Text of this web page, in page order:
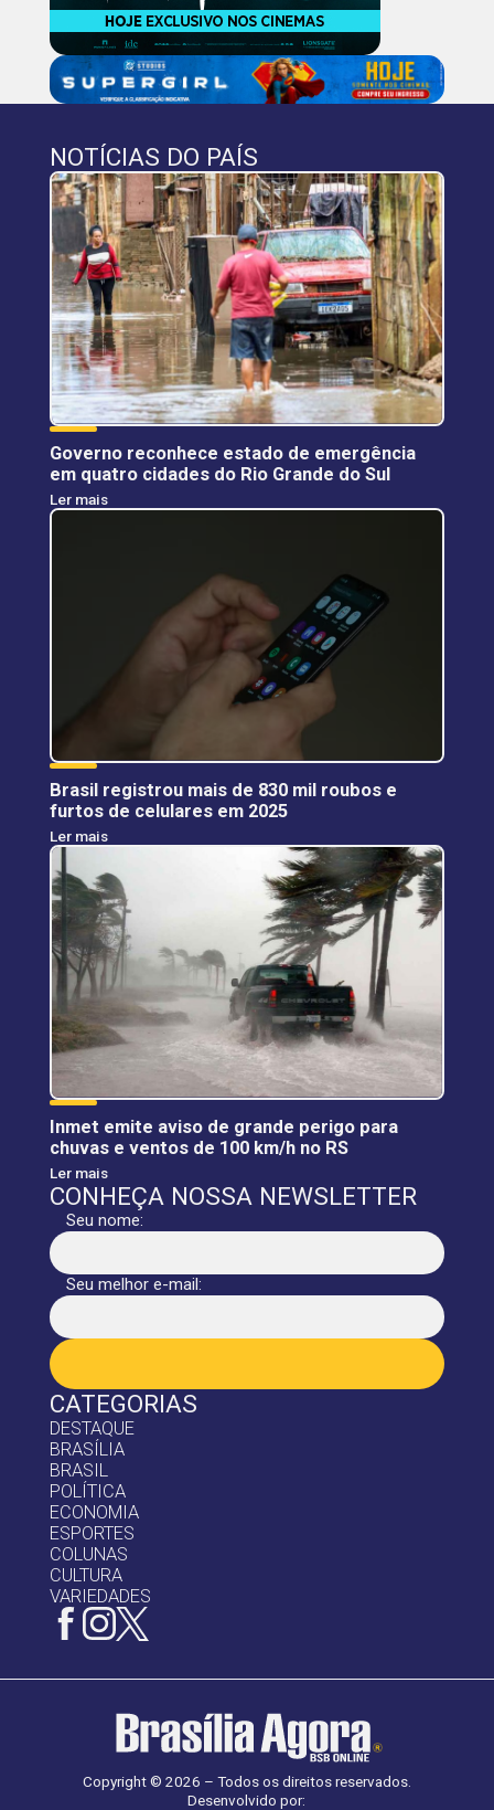
CATEGORIAS
DESTAQUE
BRASÍLIA
BRASIL
POLÍTICA
ECONOMIA
ESPORTES
COLUNAS
CULTURA
VARIEDADES
NOTÍCIAS DO PAÍS
Governo reconhece estado de emergência
em quatro cidades do Rio Grande do Sul
Ler mais
Brasil registrou mais de 830 mil roubos e
furtos de celulares em 2025
Ler mais
Inmet emite aviso de grande perigo para
chuvas e ventos de 100 km/h no RS
Ler mais
CONHEÇA NOSSA NEWSLETTER
Seu nome:
Seu melhor e-mail:
Copyright © 2026 – Todos os direitos reservados.
Desenvolvido por: